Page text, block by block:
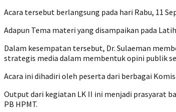
Acara tersebut berlangsung pada hari Rabu, 11
Adapun Tema materi yang disampaikan pada
Dalam kesempatan tersebut, Dr. Sulaeman
strategis media dalam membentuk opini publik
Acara ini dihadiri oleh peserta dari berbagai
Output dari kegiatan LK II ini menjadi prasyarat
PB HPMT.